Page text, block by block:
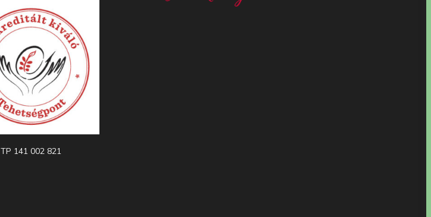
TP 141 002 821